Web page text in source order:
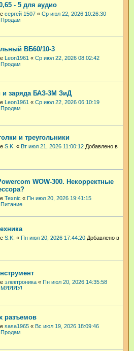
- 5 для аудио
сергей 1507 « Ср июл 22, 2026 10:26:30
Продам
ВБ60/10-3
Leon1961 « Ср июл 22, 2026 08:02:42
Продам
и заряда БАЗ-3М ЗиД
Leon1961 « Ср июл 22, 2026 06:10:19
Продам
и треугольники
S.K. « Вт июл 21, 2026 11:00:12 Добавлено в
WOW-300. Некорректные
Техnic « Пн июл 20, 2026 19:41:15
Питание
S.K. « Пн июл 20, 2026 17:44:20 Добавлено в
электроника « Пн июл 20, 2026 14:35:58
МЯЯЯУ!
разъемов
sasa1965 « Вс июл 19, 2026 18:09:46
Продам